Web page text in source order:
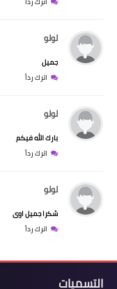
لولو
جميل
اترك رداً
لولو
بارك الله فيكم
اترك رداً
لولو
شكرا جميل اوى
اترك رداً
التسميات